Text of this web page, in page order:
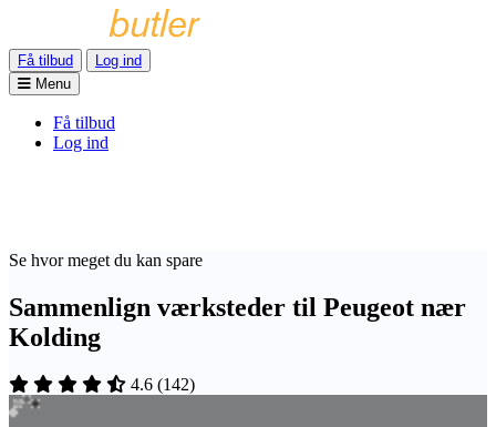
Få tilbud
Log ind
Menu
Få tilbud
Log ind
Se hvor meget du kan spare
Sammenlign værksteder til Peugeot nær
Kolding
4.6 (142)